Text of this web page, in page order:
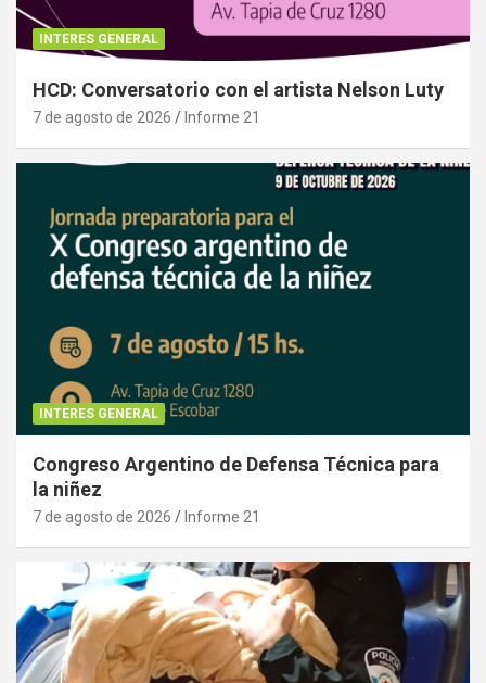
INTERES GENERAL
HCD: Conversatorio con el artista Nelson Luty
7 de agosto de 2026 Informe 21
INTERES GENERAL
Congreso Argentino de Defensa Técnica para
la niñez
7 de agosto de 2026 Informe 21